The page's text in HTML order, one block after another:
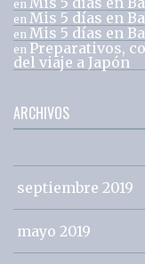
en
en Mis 5 días en
en Mis 5 días en
en Preparativos,
del viaje a Japón
ARCHIVOS
septiembre 2019
mayo 2019